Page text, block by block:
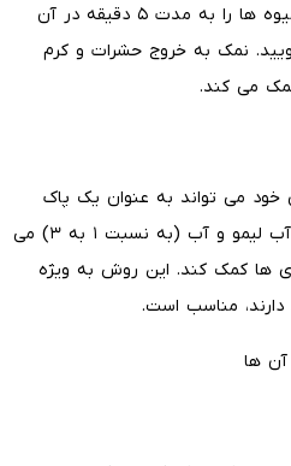
را در یک کاسه آب حل کنید و میوه ها را به مدت ۵ دقیقه در آن
نمک به خروج حشرات و کرم
می کند.
می تواند به عنوان یک پاک
کننده طبیعی عمل کند. مخلوط آب لیمو و آب (به نسبت ۱ به ۳) می
ها کمک کند. این روش به ویژه
مناسب است.
ها